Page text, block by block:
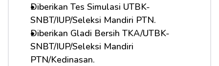
Diberikan Tes Simulasi UTBK-
SNBT/IUP/Seleksi Mandiri PTN.
Diberikan Gladi Bersih TKA/UTBK-
SNBT/IUP/Seleksi Mandiri
PTN/Kedinasan.